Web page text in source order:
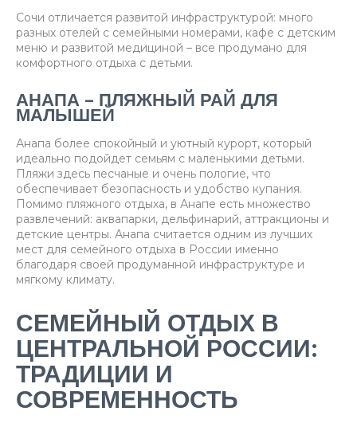
Сочи отличается развитой инфраструктурой: много
разных отелей с семейными номерами, кафе с детским
меню и развитой медициной – все продумано для
комфортного отдыха с детьми.
АНАПА – ПЛЯЖНЫЙ РАЙ ДЛЯ
МАЛЫШЕЙ
Анапа более спокойный и уютный курорт, который
идеально подойдет семьям с маленькими детьми.
Пляжи здесь песчаные и очень пологие, что
обеспечивает безопасность и удобство купания.
Помимо пляжного отдыха, в Анапе есть множество
развлечений: аквапарки, дельфинарий, аттракционы и
детские центры. Анапа считается одним из лучших
мест для семейного отдыха в России именно
благодаря своей продуманной инфраструктуре и
мягкому климату.
СЕМЕЙНЫЙ ОТДЫХ В
ЦЕНТРАЛЬНОЙ РОССИИ:
ТРАДИЦИИ И
СОВРЕМЕННОСТЬ